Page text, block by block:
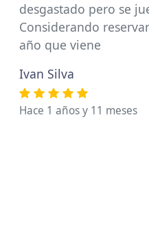
desgastado pero se
Considerando
año que viene
Ivan Silva
Hace 1 años y 11 meses